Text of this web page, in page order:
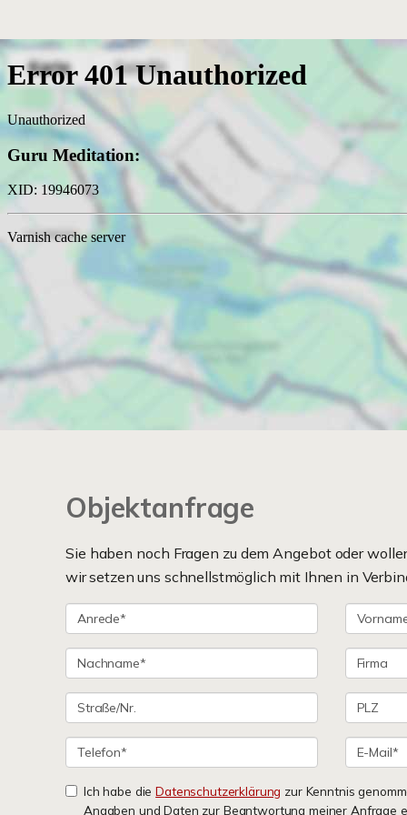
Objektanfrage
Sie haben noch Fragen zu dem Angebot oder
wir setzen uns schnellstmöglich mit Ihnen in
Ich habe dieDatenschutzerklärung zur Kenntnis
Angaben und Daten zur Beantwortung meiner Anfrage